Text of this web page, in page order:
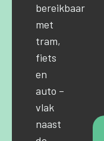
bereikbaar
met
tram,
fiets
en
auto –
vlak
naast